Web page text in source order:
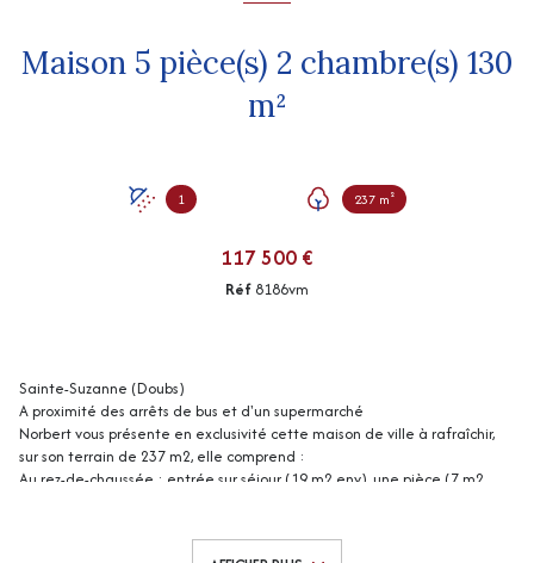
Maison 5 pièce(s) 2 chambre(s) 130
m²
1 237 m²
117 500 €
Réf 8186vm
Sainte-Suzanne (Doubs)
A proximité des arrêts de bus et d'un supermarché
Norbert vous présente en exclusivité cette maison de ville à rafraîchir,
sur son terrain de 237 m2, elle comprend :
Au rez-de-chaussée : entrée sur séjour (19 m2 env), une pièce (7 m2
Au 1er étage : pallier (6 m2 env), 2 chambres (15 et 22 m2 env),